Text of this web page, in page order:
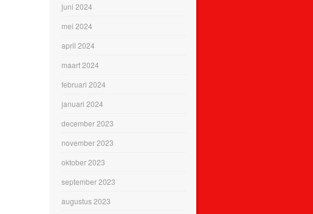
juni 2024
mei 2024
april 2024
maart 2024
februari 2024
januari 2024
december 2023
november 2023
oktober 2023
september 2023
augustus 2023